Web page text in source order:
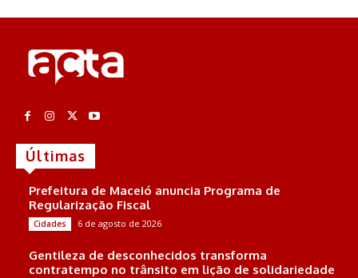
Últimas
Prefeitura de Maceió anuncia Programa de
Regularização Fiscal
Cidades 6 de agosto de 2026
Gentileza de desconhecidos transforma
contratempo no trânsito em lição de solidariedade